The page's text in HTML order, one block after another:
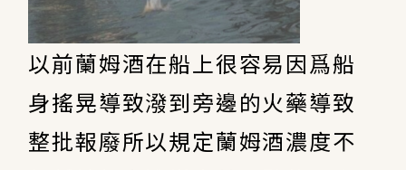
以前蘭姆酒在船上很容易因爲船
身搖晃導致潑到旁邊的火藥導致
整批報廢所以規定蘭姆酒濃度不